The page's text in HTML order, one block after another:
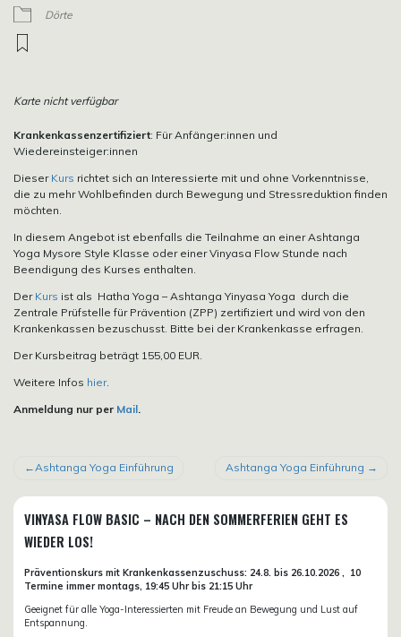
Dörte
Karte nicht verfügbar
Krankenkassenzertifiziert: Für Anfänger:innen und
Wiedereinsteiger:innen
Dieser Kurs richtet sich an Interessierte mit und ohne Vorkenntnisse,
die zu mehr Wohlbefinden durch Bewegung und Stressreduktion finden
möchten.
In diesem Angebot ist ebenfalls die Teilnahme an einer Ashtanga
Yoga Mysore Style Klasse oder einer Vinyasa Flow Stunde nach
Beendigung des Kurses enthalten.
Der Kurs ist als Hatha Yoga – Ashtanga Yinyasa Yoga durch die
Zentrale Prüfstelle für Prävention (ZPP) zertifiziert und wird von den
Krankenkassen bezuschusst. Bitte bei der Krankenkasse erfragen.
Der Kursbeitrag beträgt 155,00 EUR.
Weitere Infos hier.
Anmeldung nur per Mail.
BEITRAGSNAVIGATION
Ashtanga Yoga Einführung Ashtanga Yoga Einführung
VINYASA FLOW BASIC – NACH DEN SOMMERFERIEN GEHT ES
WIEDER LOS!
Präventionskurs mit Krankenkassenzuschuss: 24.8. bis 26.10.2026 , 10
Termine immer montags, 19:45 Uhr bis 21:15 Uhr
Geeignet für alle Yoga-Interessierten mit Freude an Bewegung und Lust auf
Entspannung.